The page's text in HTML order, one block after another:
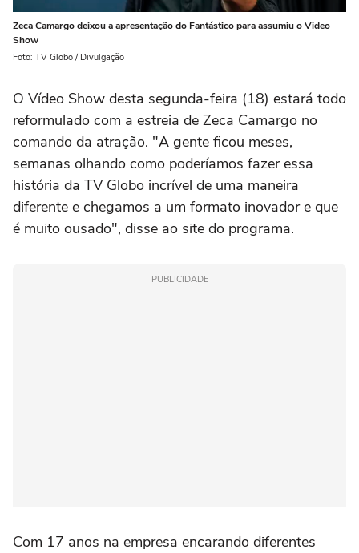
Zeca Camargo deixou a apresentação do Fantástico para assumiu o Video
Show
Foto: TV Globo / Divulgação
O Vídeo Show desta segunda-feira (18) estará todo
reformulado com a estreia de Zeca Camargo no
comando da atração. "A gente ficou meses,
semanas olhando como poderíamos fazer essa
história da TV Globo incrível de uma maneira
diferente e chegamos a um formato inovador e que
é muito ousado", disse ao site do programa.
PUBLICIDADE
Com 17 anos na empresa encarando diferentes